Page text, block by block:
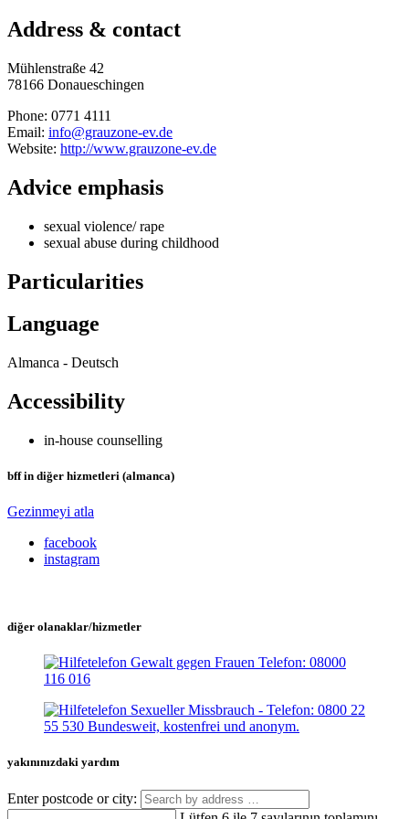
Address & contact
Mühlenstraße 42
78166 Donaueschingen
Phone: 0771 4111
Email: info@grauzone-ev.de
Website: http://www.grauzone-ev.de
Advice emphasis
sexual violence/ rape
sexual abuse during childhood
Particularities
Language
Almanca - Deutsch
Accessibility
in-house counselling
bff in diğer hizmetleri (almanca)
Gezinmeyi atla
facebook
instagram
diğer olanaklar/hizmetler
yakınınızdaki yardım
Enter postcode or city: